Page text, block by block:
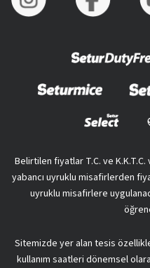
Belirtilen fiyatlar T.C. ve
yabancı uyruklu misafirlerden
uyruklu misafirlere
Sitemizde yer alan tesis
kullanım saatleri dönemsel